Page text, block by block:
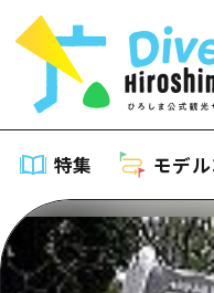
特集 モデ
特集